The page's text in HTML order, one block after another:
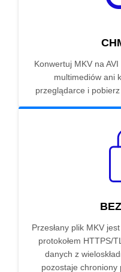
Konwertuj MKV na
multimediów ani
przeglądarce i
Przesłany plik MKV
protokołem HTTPS/
danych z
pozostaje chroniony